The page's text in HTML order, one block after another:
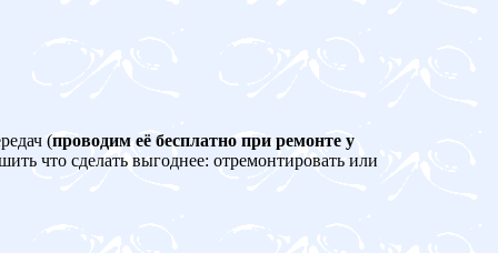
(проводим её бесплатно при ремонте у
что сделать выгоднее: отремонтировать или